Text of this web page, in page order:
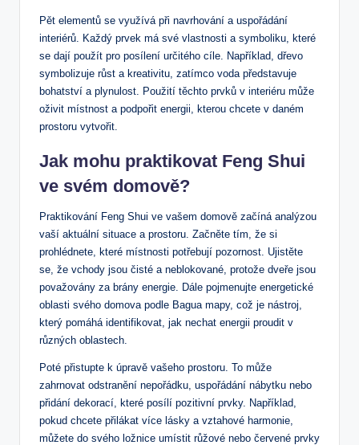
Pět elementů se využívá při navrhování a uspořádání
interiérů. Každý prvek má své vlastnosti a symboliku, které
se dají použít pro posílení určitého cíle. Například, dřevo
symbolizuje růst a kreativitu, zatímco voda představuje
bohatství a plynulost. Použití těchto prvků v interiéru může
oživit místnost a podpořit energii, kterou chcete v daném
prostoru vytvořit.
Jak mohu praktikovat Feng Shui
ve svém domově?
Praktikování Feng Shui ve vašem domově začíná analýzou
vaší aktuální situace a prostoru. Začněte tím, že si
prohlédnete, které místnosti potřebují pozornost. Ujistěte
se, že vchody jsou čisté a neblokované, protože dveře jsou
považovány za brány energie. Dále pojmenujte energetické
oblasti svého domova podle Bagua mapy, což je nástroj,
který pomáhá identifikovat, jak nechat energii proudit v
různých oblastech.
Poté přistupte k úpravě vašeho prostoru. To může
zahrnovat odstranění nepořádku, uspořádání nábytku nebo
přidání dekorací, které posílí pozitivní prvky. Například,
pokud chcete přilákat více lásky a vztahové harmonie,
můžete do svého ložnice umístit růžové nebo červené prvky